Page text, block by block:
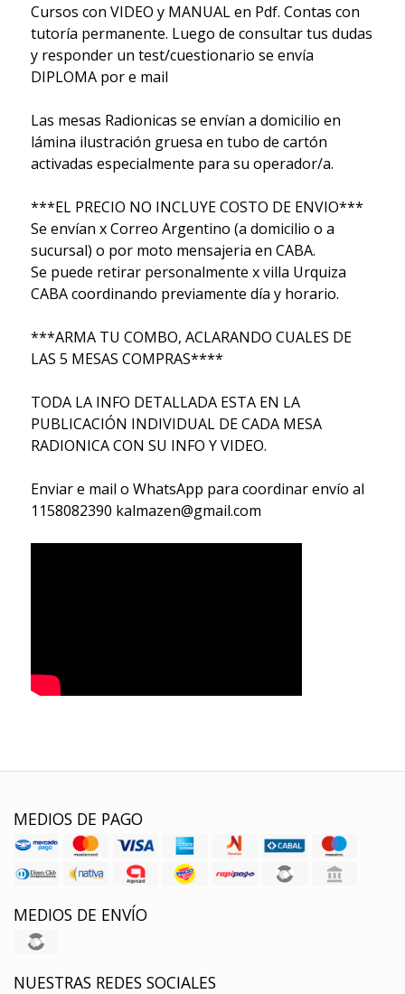
Cursos con VIDEO y MANUAL en Pdf. Contas con
tutoría permanente. Luego de consultar tus dudas
y responder un test/cuestionario se envía
DIPLOMA por e mail
Las mesas Radionicas se envían a domicilio en
lámina ilustración gruesa en tubo de cartón
activadas especialmente para su operador/a.
***EL PRECIO NO INCLUYE COSTO DE ENVIO***
Se envían x Correo Argentino (a domicilio o a
sucursal) o por moto mensajeria en CABA.
Se puede retirar personalmente x villa Urquiza
CABA coordinando previamente día y horario.
***ARMA TU COMBO, ACLARANDO CUALES DE
LAS 5 MESAS COMPRAS****
TODA LA INFO DETALLADA ESTA EN LA
PUBLICACIÓN INDIVIDUAL DE CADA MESA
RADIONICA CON SU INFO Y VIDEO.
Enviar e mail o WhatsApp para coordinar envío al
1158082390 kalmazen@gmail.com
MEDIOS DE PAGO
MEDIOS DE ENVÍO
NUESTRAS REDES SOCIALES